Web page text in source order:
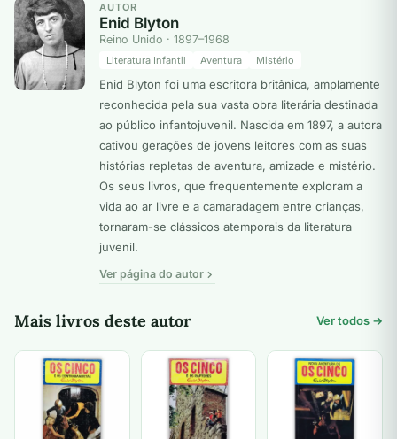
AUTOR
Enid Blyton
Reino Unido · 1897–1968
Literatura Infantil Aventura Mistério
Enid Blyton foi uma escritora britânica, amplamente
reconhecida pela sua vasta obra literária destinada
ao público infantojuvenil. Nascida em 1897, a autora
cativou gerações de jovens leitores com as suas
histórias repletas de aventura, amizade e mistério.
Os seus livros, que frequentemente exploram a
vida ao ar livre e a camaradagem entre crianças,
tornaram-se clássicos atemporais da literatura
juvenil.
Ver página do autor
Mais livros deste autor Ver todos →